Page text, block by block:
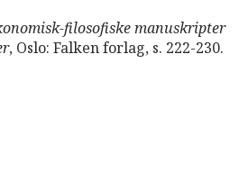
filosofiske manuskripter
, Oslo: Falken forlag, s. 222-230.